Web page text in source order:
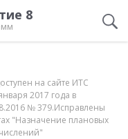
8
на сайте ИТС
2017 года в
№ 379.Исправлены
"Назначение плановых